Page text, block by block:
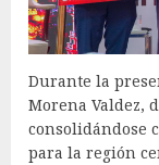
Durante la
Morena Valdez,
consolidándose
para la región